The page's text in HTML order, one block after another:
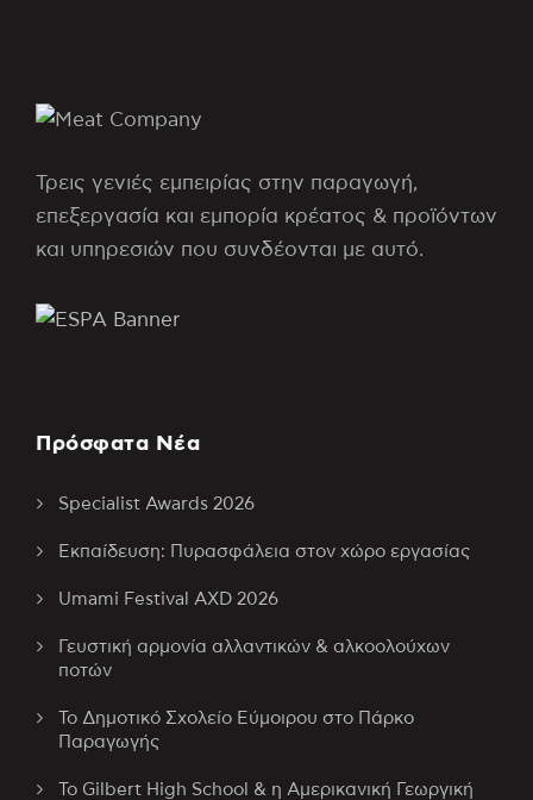
Τρεις γενιές εμπειρίας στην παραγωγή,
επεξεργασία και εμπορία κρέατος & προϊόντων
και υπηρεσιών που συνδέονται με αυτό.
Πρόσφατα Νέα
Specialist Awards 2026
Εκπαίδευση: Πυρασφάλεια στον χώρο εργασίας
Umami Festival AXD 2026
Γευστική αρμονία αλλαντικών & αλκοολούχων
ποτών
Το Δημοτικό Σχολείο Εύμοιρου στο Πάρκο
Παραγωγής
Το Gilbert High School & η Αμερικανική Γεωργική